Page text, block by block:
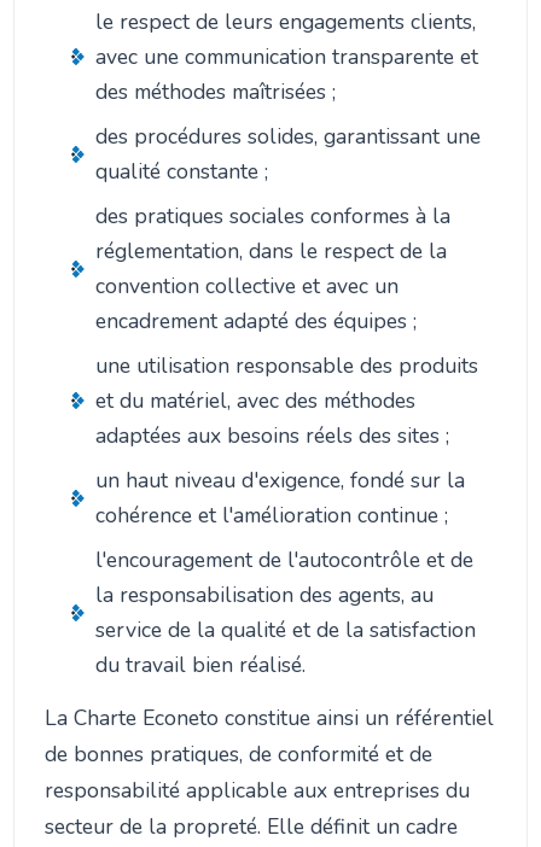
le respect de leurs engagements clients,
avec une communication transparente et
des méthodes maîtrisées ;
des procédures solides, garantissant une
qualité constante ;
des pratiques sociales conformes à la
réglementation, dans le respect de la
convention collective et avec un
encadrement adapté des équipes ;
une utilisation responsable des produits
et du matériel, avec des méthodes
adaptées aux besoins réels des sites ;
un haut niveau d'exigence, fondé sur la
cohérence et l'amélioration continue ;
l'encouragement de l'autocontrôle et de
la responsabilisation des agents, au
service de la qualité et de la satisfaction
du travail bien réalisé.
La Charte Econeto constitue ainsi un référentiel
de bonnes pratiques, de conformité et de
responsabilité applicable aux entreprises du
secteur de la propreté. Elle définit un cadre